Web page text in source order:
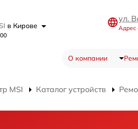
в Кирове
ул.
Адрес
О компании
MSI Каталог устройств